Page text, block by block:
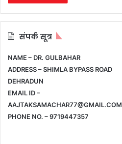
संपर्क सूत्र
NAME – DR. GULBAHAR
ADDRESS – SHIMLA BYPASS ROAD
DEHRADUN
EMAIL ID –
AAJTAKSAMACHAR77@GMAIL.COM
PHONE NO. – 9719447357